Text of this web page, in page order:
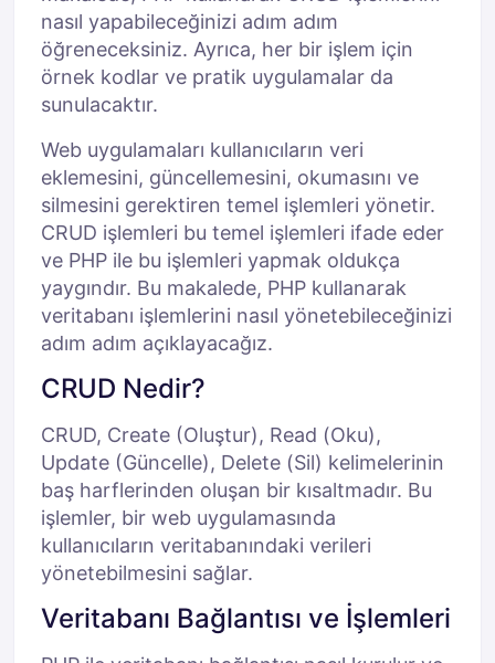
nasıl yapabileceğinizi adım adım
öğreneceksiniz. Ayrıca, her bir işlem için
örnek kodlar ve pratik uygulamalar da
sunulacaktır.
Web uygulamaları kullanıcıların veri
eklemesini, güncellemesini, okumasını ve
silmesini gerektiren temel işlemleri yönetir.
CRUD işlemleri bu temel işlemleri ifade eder
ve PHP ile bu işlemleri yapmak oldukça
yaygındır. Bu makalede, PHP kullanarak
veritabanı işlemlerini nasıl yönetebileceğinizi
adım adım açıklayacağız.
CRUD Nedir?
CRUD, Create (Oluştur), Read (Oku),
Update (Güncelle), Delete (Sil) kelimelerinin
baş harflerinden oluşan bir kısaltmadır. Bu
işlemler, bir web uygulamasında
kullanıcıların veritabanındaki verileri
yönetebilmesini sağlar.
Veritabanı Bağlantısı ve İşlemleri